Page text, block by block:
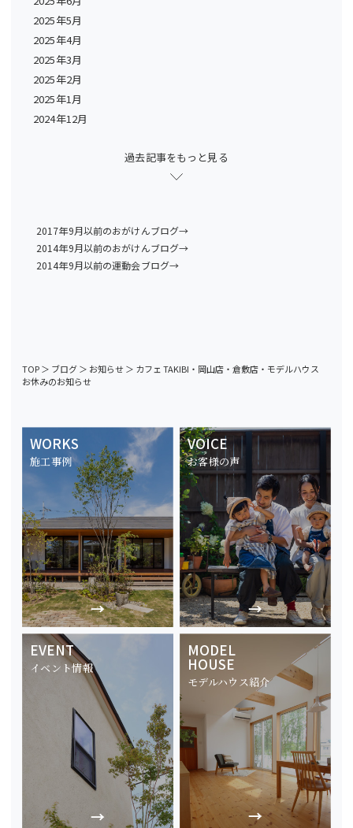
2025年5月
2025年4月
2025年3月
2025年2月
2025年1月
2024年12月
過去記事をもっと見る
2017年9月以前のおがけんブログ→
2014年9月以前のおがけんブログ→
2014年9月以前の運動会ブログ→
TOP＞ ブログ＞ お知らせ ＞ カフェ TAKIBI・岡山店・倉敷店・モデルハウス
お休みのお知らせ
WORKS
施工事例
VOICE
お客様の声
EVENT
イベント情報
MODEL
HOUSE
モデルハウス紹介